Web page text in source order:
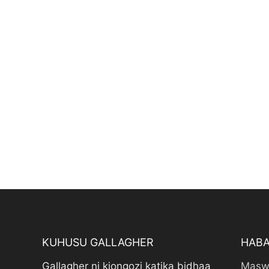
KUHUSU GALLAGHER
Gallagher ni kiongozi katika bidhaa